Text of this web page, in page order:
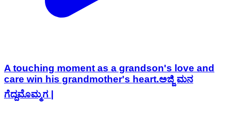
A touching moment as a grandson's love and
care win his grandmother's heart.ಅಜ್ಜಿ ಮನ
ಗೆದ್ದಮೊಮ್ಮಗ |